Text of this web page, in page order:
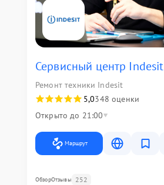
Сервисный центр Indesit
Ремонт техники Indesit
5,0348 оценки
Открыто до 21:00
Маршрут
ОбзорОтзывы 252